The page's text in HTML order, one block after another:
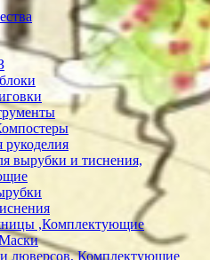
рукоделия
вырубки и тиснения,
,Комплектующие
люверсов, Комплектующие